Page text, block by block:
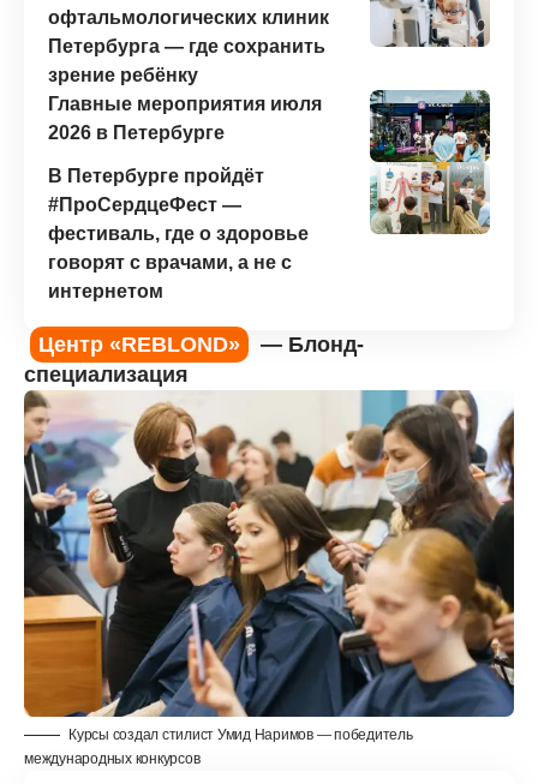
офтальмологических клиник
Петербурга — где сохранить
зрение ребёнку
Главные мероприятия июля
2026 в Петербурге
В Петербурге пройдёт
#ПроСердцеФест —
фестиваль, где о здоровье
говорят с врачами, а не с
интернетом
Центр «REBLOND»
— Блонд-
специализация
Курсы создал стилист Умид Наримов — победитель
международных конкурсов